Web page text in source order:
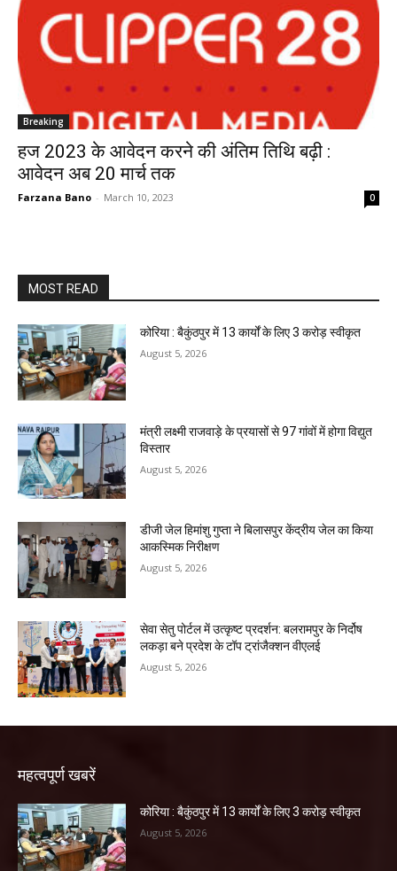
Breaking
हज 2023 के आवेदन करने की अंतिम तिथि बढ़ी :
आवेदन अब 20 मार्च तक
Farzana Bano - March 10, 2023 0
MOST READ
कोरिया : बैकुंठपुर में 13 कार्यों के लिए 3 करोड़ स्वीकृत
August 5, 2026
मंत्री लक्ष्मी राजवाड़े के प्रयासों से 97 गांवों में होगा विद्युत
विस्तार
August 5, 2026
डीजी जेल हिमांशु गुप्ता ने बिलासपुर केंद्रीय जेल का किया
आकस्मिक निरीक्षण
August 5, 2026
सेवा सेतु पोर्टल में उत्कृष्ट प्रदर्शन: बलरामपुर के निर्दोष
लकड़ा बने प्रदेश के टॉप ट्रांजैक्शन वीएलई
August 5, 2026
महत्वपूर्ण खबरें
कोरिया : बैकुंठपुर में 13 कार्यों के लिए 3 करोड़ स्वीकृत
August 5, 2026